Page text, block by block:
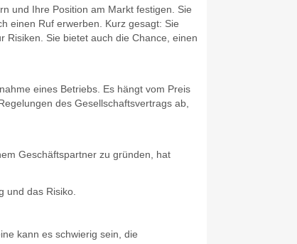
und Ihre Position am Markt festigen. Sie
einen Ruf erwerben. Kurz gesagt: Sie
Risiken. Sie bietet auch die Chance, einen
eines Betriebs. Es hängt vom Preis
des Gesellschaftsvertrags ab,
Geschäftspartner zu gründen, hat
und das Risiko.
kann es schwierig sein, die